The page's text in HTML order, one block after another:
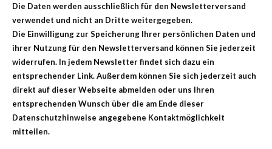
Die Daten werden ausschließlich für den Newsletterversand
verwendet und nicht an Dritte weitergegeben.
Die Einwilligung zur Speicherung Ihrer persönlichen Daten und
ihrer Nutzung für den Newsletterversand können Sie jederzeit
widerrufen. In jedem Newsletter findet sich dazu ein
entsprechender Link. Außerdem können Sie sich jederzeit auch
direkt auf dieser Webseite abmelden oder uns Ihren
entsprechenden Wunsch über die am Ende dieser
Datenschutzhinweise angegebene Kontaktmöglichkeit
mitteilen.